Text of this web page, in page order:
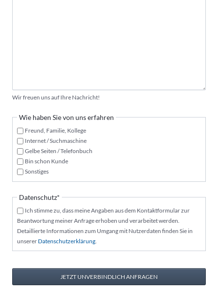
Wir freuen uns auf Ihre Nachricht!
Wie haben Sie von uns erfahren
Freund, Familie, Kollege
Internet / Suchmaschine
Gelbe Seiten / Telefonbuch
Bin schon Kunde
Sonstiges
Pflichtfeld
Datenschutz*
Ich stimme zu, dass meine Angaben aus dem Kontaktformular zur
Beantwortung meiner Anfrage erhoben und verarbeitet werden.
Detaillierte Informationen zum Umgang mit Nutzerdaten finden Sie in
unserer Datenschutzerklärung.
JETZT UNVERBINDLICH ANFRAGEN